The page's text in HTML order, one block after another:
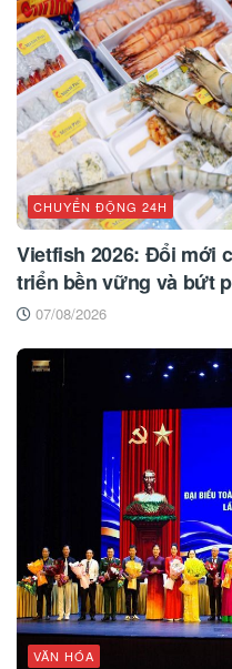
CHUYỂN ĐỘNG 24H
Vietfish 2026: Đổi mới
triển bền vững và bứt
07/08/2026
VĂN HÓA